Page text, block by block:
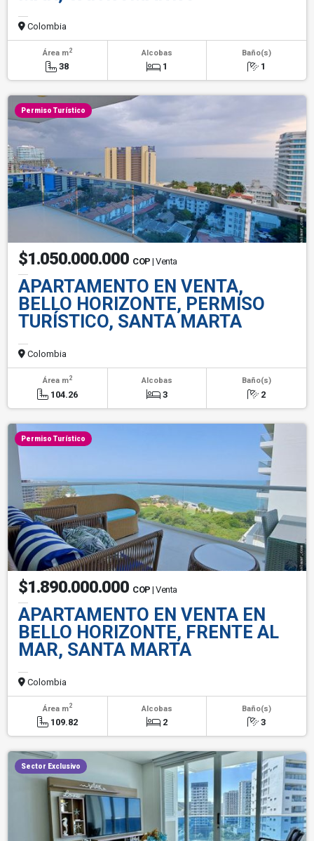
Colombia
Área m2
38
Alcobas
1
Baño(s)
1
Permiso Turístico
$1.050.000.000 COP | Venta
APARTAMENTO EN VENTA,
BELLO HORIZONTE, PERMISO
TURÍSTICO, SANTA MARTA
Colombia
Área m2
104.26
Alcobas
3
Baño(s)
2
Permiso Turístico
$1.890.000.000 COP | Venta
APARTAMENTO EN VENTA EN
BELLO HORIZONTE, FRENTE AL
MAR, SANTA MARTA
Colombia
Área m2
109.82
Alcobas
2
Baño(s)
3
Sector Exclusivo